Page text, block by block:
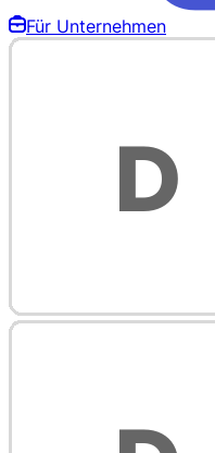
Für Unternehmen